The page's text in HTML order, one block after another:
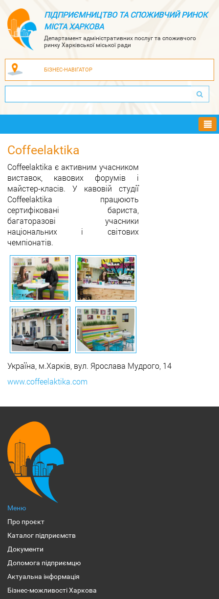
ПІДПРИЄМНИЦТВО ТА СПОЖИВЧИЙ РИНОК
МІСТА ХАРКОВА
Департамент адміністративних послуг та споживчого
ринку Харківської міської ради
БІЗНЕС-НАВІГАТОР
Coffeelaktika
Coffeelaktika є активним учасником
виставок, кавових форумів і
майстер-класів. У кавовій студії
Coffeelaktika працюють
сертифіковані бариста,
багаторазові учасники
національних і світових
чемпіонатів.
Україна, м.Харків, вул. Ярослава Мудрого, 14
www.coffeelaktika.com
Меню
Про проєкт
Каталог підприємств
Документи
Допомога підприємцю
Актуальна інформація
Бізнес-можливості Харкова